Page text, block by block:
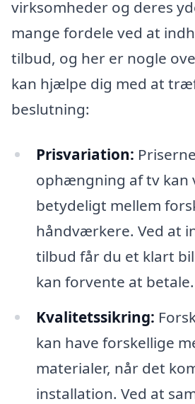
virksomheder og deres
mange fordele ved at
tilbud, og her er nogle
kan hjælpe dig med at
beslutning:
Prisvariation:
ophængning af tv kan
betydeligt mellem
håndværkere. Ved at
tilbud får du et klart
kan forvente at betale.
Kvalitetssikring:
kan have forskellige
materialer, når det
installation. Ved at